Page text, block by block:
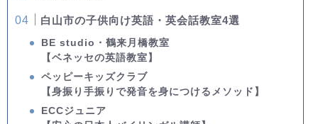
白山市の子供向け英語・英会話教室4選
BE studio・鶴来月橋教室
【ベネッセの英語教室】
ペッピーキッズクラブ
【身振り手振りで発音を身につけるメソッド】
ECCジュニア